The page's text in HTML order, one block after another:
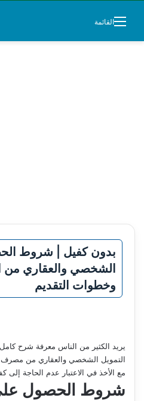
القائمة
بدون كفيل | شروط
وخطوات التقديم
يريد الكثير من الناس معرفة شرح
مع الأخذ في الاعتبار عدم الحاجة إلى
شروط الحصول